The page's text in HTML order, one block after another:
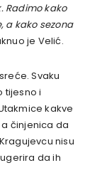
Radimo kako
a kako sezona
je Velić.
Svaku
tijesno i
kakve
činjenica da
nisu
da ih